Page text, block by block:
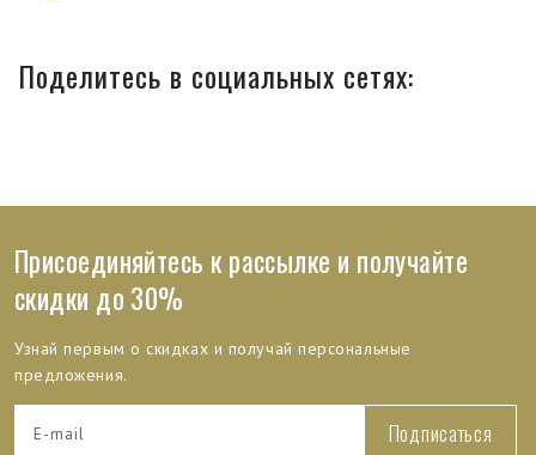
Поделитесь в социальных сетях:
Присоединяйтесь к рассылке и получайте
скидки до 30%
Узнай первым о скидках и получай персональные
предложения.
Подписаться